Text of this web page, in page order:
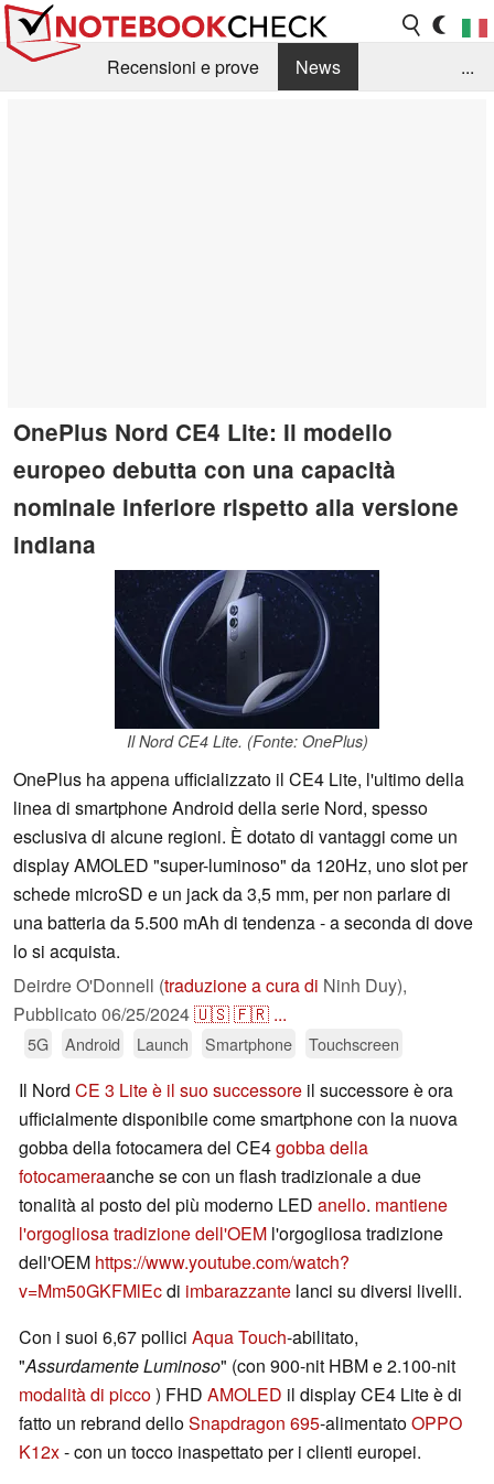
Recensioni e prove
News
...
OnePlus Nord CE4 Lite: Il modello
europeo debutta con una capacità
nominale inferiore rispetto alla versione
indiana
Il Nord CE4 Lite. (Fonte: OnePlus)
OnePlus ha appena ufficializzato il CE4 Lite, l'ultimo della
linea di smartphone Android della serie Nord, spesso
esclusiva di alcune regioni. È dotato di vantaggi come un
display AMOLED "super-luminoso" da 120Hz, uno slot per
schede microSD e un jack da 3,5 mm, per non parlare di
una batteria da 5.500 mAh di tendenza - a seconda di dove
lo si acquista.
Deirdre O'Donnell (traduzione a cura di Ninh Duy),
Pubblicato 06/25/2024🇺🇸🇫🇷 ...
5G Android Launch Smartphone Touchscreen
Il Nord CE 3 Lite è il suo successore il successore è ora
ufficialmente disponibile come smartphone con la nuova
gobba della fotocamera del CE4gobba della
fotocameraanche se con un flash tradizionale a due
tonalità al posto del più moderno LED anello. mantiene
l'orgogliosa tradizione dell'OEM l'orgogliosa tradizione
dell'OEM https://www.youtube.com/watch?
v=Mm50GKFMlEcdi imbarazzante lanci su diversi livelli.
Con i suoi 6,67 pollici Aqua Touch-abilitato,
"Assurdamente Luminoso" (con 900-nit HBM e 2.100-nit
modalità di picco) FHD AMOLED il display CE4 Lite è di
fatto un rebrand delloSnapdragon 695-alimentatoOPPO
K12x- con un tocco inaspettato per i clienti europei.